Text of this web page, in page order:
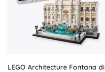
LEGO Architecture Fontana di